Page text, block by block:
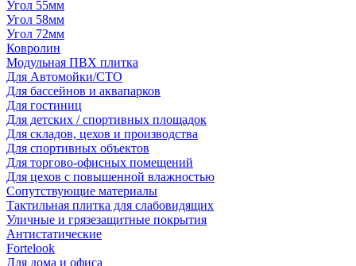
Угол 55мм
Угол 58мм
Угол 72мм
Ковролин
Модульная ПВХ плитка
Для Автомойки/СТО
Для бассейнов и аквапарков
Для гостиниц
Для детских / спортивных площадок
Для складов, цехов и производства
Для спортивных объектов
Для торгово-офисных помещений
Для цехов с повышенной влажностью
Сопутствующие материалы
Тактильная плитка для слабовидящих
Уличные и грязезащитные покрытия
Антистатические
Fortelook
Для дома и офиса